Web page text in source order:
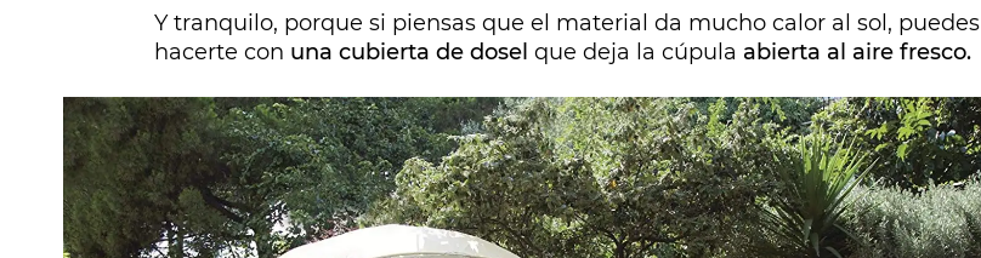
Y tranquilo, porque si piensas que el material da mucho calor al sol, puedes
hacerte con una cubierta de dosel que deja la cúpula abierta al aire fresco.